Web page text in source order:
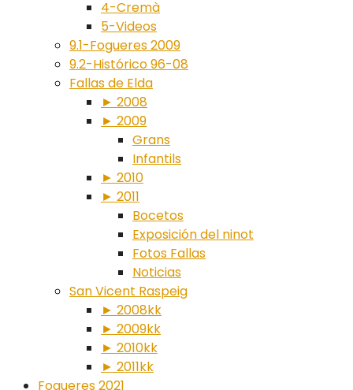
4-Cremà
5-Videos
9.1-Fogueres 2009
9.2-Histórico 96-08
Fallas de Elda
► 2008
► 2009
Grans
Infantils
► 2010
► 2011
Bocetos
Exposición del ninot
Fotos Fallas
Noticias
San Vicent Raspeig
► 2008kk
► 2009kk
► 2010kk
► 2011kk
Fogueres 2021